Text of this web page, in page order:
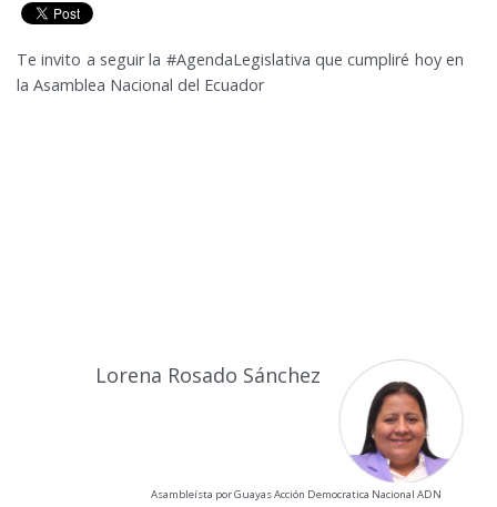
PARTICIPACIÓN
AGENDA
Te invito a seguir la #AgendaLegislativa que cumpliré hoy en
la Asamblea Nacional del Ecuador
Lorena Rosado Sánchez
Asambleísta por Guayas Acción Democratica Nacional ADN